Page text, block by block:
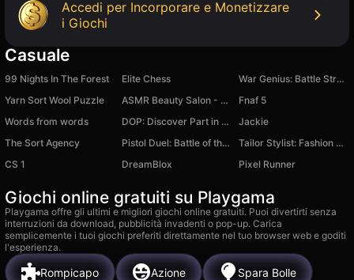
Accedi per Incorporare e Monetizzare
i Giochi
Casuale
99 Nights In The Forest Elite Chess
War Genius: Battle Strategy
Yarn Sort Wool Puzzle
ASMR Beauty Salon - Studio
Fnaf 5
Words from words
DOP: Discover Part in Love Story
Jackie
The Sort Agency
Pistol Duel: Battle of the Guns
Tailor Stylist: Fashion Diary
CS 1
DreamBlox Pixel Runner
Giochi online gratuiti su Playgama
Playgama offre gli ultimi e migliori giochi online gratuiti. Puoi divertirti senza
interruzioni da download, pubblicità invadenti o pop-up. Carica
semplicemente i tuoi giochi preferiti direttamente nel tuo browser web e goditi
l'esperienza.
Rompicapo Azione Spara Bolle